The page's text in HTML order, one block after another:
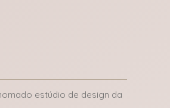
estúdio de design da